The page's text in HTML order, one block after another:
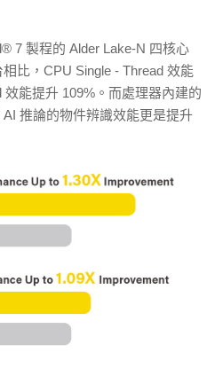
7 製程的 Alder Lake-N 四核心
比，CPU Single - Thread 效能
能提升 109%。而處理器內建的
推論的物件辨識效能更是提升